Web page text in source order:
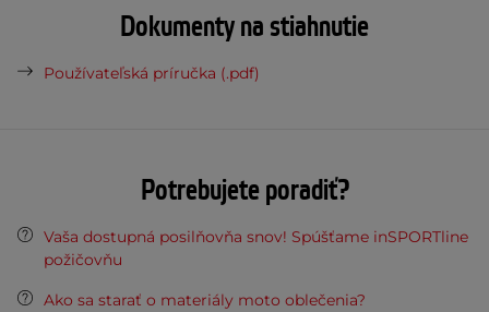
Dokumenty na stiahnutie
Používateľská príručka (.pdf)
Potrebujete poradiť?
Vaša dostupná posilňovňa snov! Spúšťame inSPORTline
požičovňu
Ako sa starať o materiály moto oblečenia?